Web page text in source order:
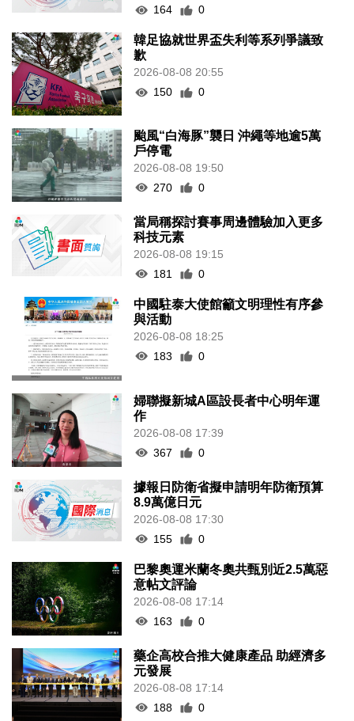
164
0
韓足協就世界盃失利等系列爭議致
歉
2026-08-08 20:55
150
0
颱風“白海豚”襲日 沖繩等地逾5萬
戶停電
2026-08-08 19:50
270
0
當局稱探討賽事周邊體驗加入更多
科技元素
2026-08-08 19:15
181
0
中國駐泰大使館籲文明理性有序參
與活動
2026-08-08 18:25
183
0
婦聯擬新城A區設長者中心明年運
作
2026-08-08 17:39
367
0
據報日防衛省擬申請明年防衛預算
8.9萬億日元
2026-08-08 17:30
155
0
巴黎奧運米蘭冬奧共甄別近2.5萬惡
意帖文評論
2026-08-08 17:14
163
0
藥企高校合推大健康產品 助經濟多
元發展
2026-08-08 17:14
188
0